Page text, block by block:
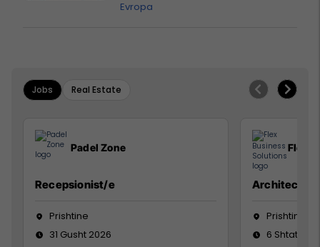
Evropa
Jobs Real Estate
Padel Zone
Recepsionist/e
Prishtine
31 Gusht 2026
Flex
Architect
Prishtinë
6 Shtator